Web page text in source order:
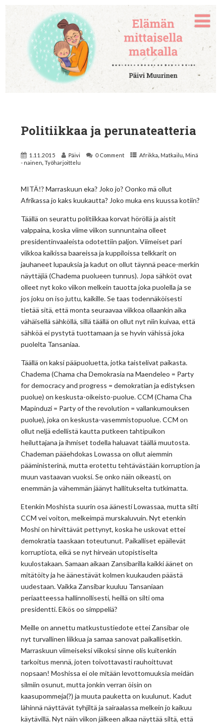
Politiikkaa ja perunateatteria
1.11.2015 Päivi 0 Comment Afrikka,Matkailu,Minä
- nainen,Työharjoittelu
MITÄ!? Marraskuun eka? Joko jo? Oonko mä ollut
Afrikassa jo kaks kuukautta? Joko muka ens kuussa kotiin?
Täällä on seurattu politiikkaa korvat höröllä ja aistit
valppaina, koska viime viikon sunnuntaina olleet
presidentinvaaleista odotettiin paljon. Viimeiset pari
viikkoa kaikissa baareissa ja kuppiloissa telkkarit on
jauhaneet lupauksia ja kadut on ollut täynnä peace-merkin
näyttäjiä (Chadema puolueen tunnus). Jopa sähköt ovat
olleet nyt koko viikon melkein tauotta joka puolella ja se
jos joku on iso juttu, kaikille. Se taas todennäköisesti
tietää sitä, että monta seuraavaa viikkoa ollaankin aika
vähäisellä sähköllä, sillä täällä on ollut nyt niin kuivaa, että
sähköä ei pystytä tuottamaan ja se hyvin vähissä joka
puolelta Tansaniaa.
Täällä on kaksi pääpuoluetta, jotka taistelivat paikasta.
Chadema (Chama cha Demokrasia na Maendeleo = Party
for democracy and progress = demokratian ja edistyksen
puolue) on keskusta-oikeisto-puolue. CCM (Chama Cha
Mapinduzi = Party of the revolution = vallankumouksen
puolue), joka on keskusta-vasemmistopuolue. CCM on
ollut neljä edellistä kautta putkeen tahtipuikon
heiluttajana ja ihmiset todella haluavat täällä muutosta.
Chademan pääehdokas Lowassa on ollut aiemmin
pääministerinä, mutta erotettu tehtävästään korruption ja
muun vastaavan vuoksi. Se onko näin oikeasti, on
enemmän ja vähemmän jäänyt hallitukselta tutkimatta.
Etenkin Moshista suurin osa äänesti Lowassaa, mutta silti
CCM vei voiton, melkeimpä murskaluvuin. Nyt etenkin
Moshi on hirvittävät pettynyt, koska he uskovat ettei
demokratia taaskaan toteutunut. Paikalliset epäilevät
korruptiota, eikä se nyt hirveän utopistiselta
kuulostakaan. Samaan aikaan Zansibarilla kaikki äänet on
mitätöity ja he äänestävät kolmen kuukauden päästä
uudestaan. Vaikka Zansibar kuuluu Tansaniaan
periaatteessa hallinnollisesti, heillä on silti oma
presidentti. Eikös oo simppeliä?
Meille on annettu matkustustiedote ettei Zansibar ole
nyt turvallinen liikkua ja samaa sanovat paikallisetkin.
Marraskuun viimeiseksi viikoksi sinne olis kuitenkin
tarkoitus mennä, joten toivottavasti rauhoittuvat
nopsaan! Moshissa ei ole mitään levottomuuksia meidän
silmiin osunut, mutta jonkin verran öisin on
kaasupommeja(?) ja muuta pauketta on kuulunut. Kadut
lähinnä näyttävät tyhjiltä ja sairaalassa melkein jo kaikuu
käytävillä. Nyt näin viikon jälkeen alkaa näyttää siltä, että